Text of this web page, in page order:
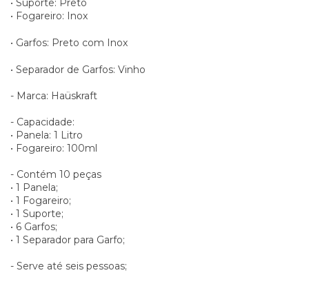
• Fogareiro: Inox
• Garfos: Preto com Inox
• Separador de Garfos: Vinho
- Marca: Haüskraft
- Capacidade:
• Panela: 1 Litro
• Fogareiro: 100ml
- Contém 10 peças
• 1 Panela;
• 1 Fogareiro;
• 1 Suporte;
• 6 Garfos;
• 1 Separador para Garfo;
- Serve até seis pessoas;